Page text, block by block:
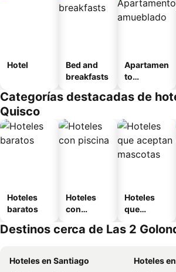
Hotel
Bed and
breakfasts
Apartamen
to
o
Categorías destacadas de
Quisco
Hoteles
baratos
Hoteles
con
Hoteles
que
mascotas
Destinos cerca de Las 2
Hoteles en Santiago
Hoteles